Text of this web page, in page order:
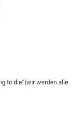
to die“(wir werden alle